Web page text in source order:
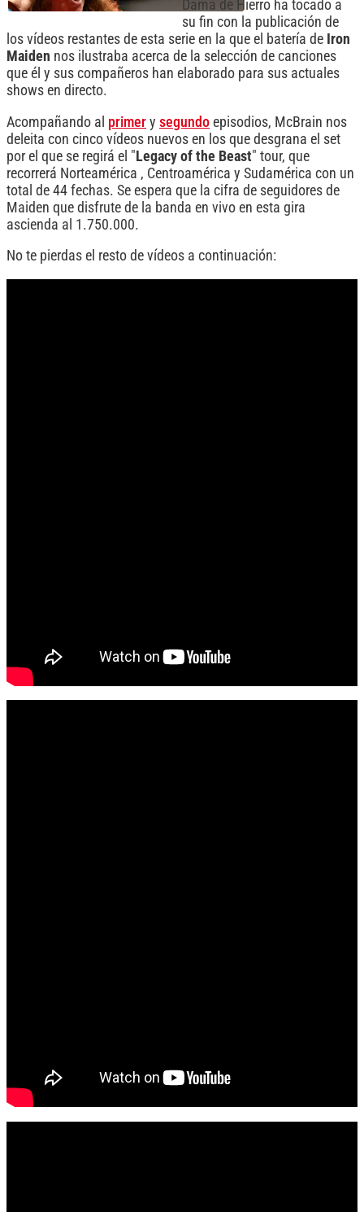
Dama de Hierro ha tocado a
su fin con la publicación de
los vídeos restantes de esta serie en la que el batería de Iron
Maiden nos ilustraba acerca de la selección de canciones
que él y sus compañeros han elaborado para sus actuales
shows en directo.
Acompañando al primer y segundo episodios, McBrain nos
deleita con cinco vídeos nuevos en los que desgrana el set
por el que se regirá el "Legacy of the Beast" tour, que
recorrerá Norteamérica , Centroamérica y Sudamérica con un
total de 44 fechas. Se espera que la cifra de seguidores de
Maiden que disfrute de la banda en vivo en esta gira
ascienda al 1.750.000.
No te pierdas el resto de vídeos a continuación: